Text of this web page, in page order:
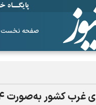
صفحه نخست
کشور به‌صورت ۲۴ ساعته